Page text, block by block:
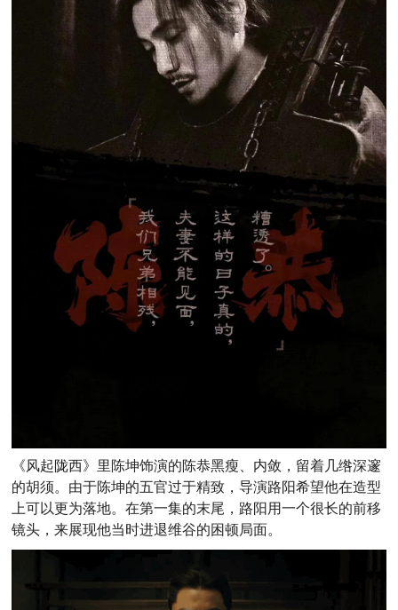
《风起陇西》里陈坤饰演的陈恭黑瘦、内敛，留着几绺深邃
的胡须。 由于陈坤的五官过于精致，导演路阳希望他在造型
上可以更为落地。在第一集的末尾，路阳用一个很长的前移
镜头，来展现他当时进退维谷的困顿局面。